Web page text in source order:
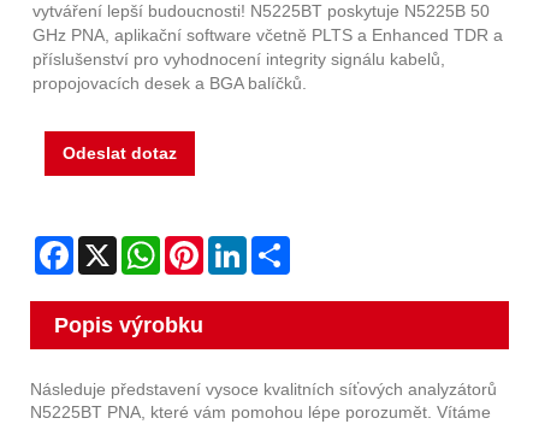
vytváření lepší budoucnosti! N5225BT poskytuje N5225B 50
GHz PNA, aplikační software včetně PLTS a Enhanced TDR a
příslušenství pro vyhodnocení integrity signálu kabelů,
propojovacích desek a BGA balíčků.
Odeslat dotaz
Facebook
X WhatsAppPinterestLinkedIn
Popis výrobku
Následuje představení vysoce kvalitních síťových analyzátorů
N5225BT PNA, které vám pomohou lépe porozumět. Vítáme